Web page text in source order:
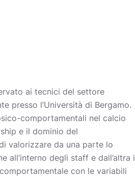
ai tecnici del settore
presso l’Università di Bergamo.
comportamentali nel calcio
e il dominio del
valorizzare da una parte lo
degli staff e dall’altra i
con le variabili